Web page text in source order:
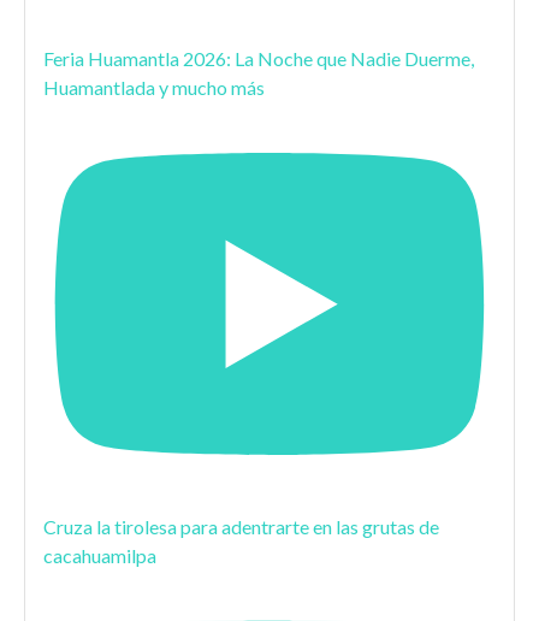
Feria Huamantla 2026: La Noche que Nadie Duerme,
Huamantlada y mucho más
Cruza la tirolesa para adentrarte en las grutas de
cacahuamilpa